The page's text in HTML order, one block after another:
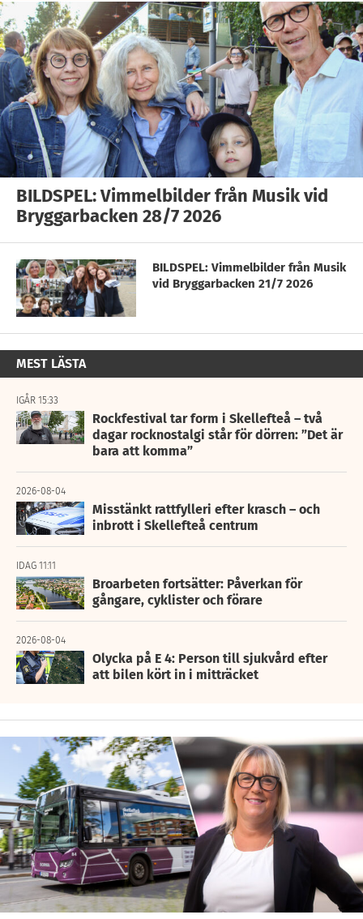
BILDSPEL: Vimmelbilder från Musik vid
Bryggarbacken 28/7 2026
BILDSPEL: Vimmelbilder från Musik
vid Bryggarbacken 21/7 2026
MEST LÄSTA
IGÅR 15:33
Rockfestival tar form i Skellefteå – två
dagar rocknostalgi står för dörren: ”Det är
bara att komma”
2026-08-04
Misstänkt rattfylleri efter krasch – och
inbrott i Skellefteå centrum
IDAG 11:11
Broarbeten fortsätter: Påverkan för
gångare, cyklister och förare
2026-08-04
Olycka på E 4: Person till sjukvård efter
att bilen kört in i mitträcket